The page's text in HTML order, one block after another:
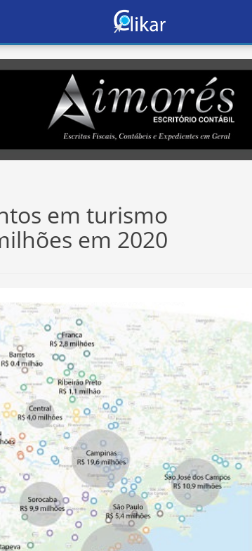
em turismo
em 2020